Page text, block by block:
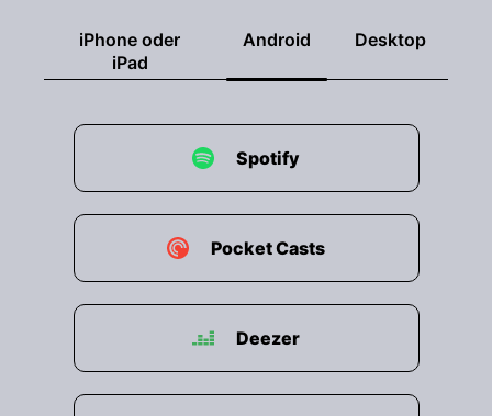
00:01:09: auf den Punkt, würde ich sagen.
00:01:13: Montag haben einfach einen
00:01:15: sind aber eigentlich superproduktive
Thema Versicherungen
00:01:19: zu einem spannenden Thema, dank der
Anexpertise.
iPhone oder
iPad
Android Desktop
Spotify
Pocket Casts
Deezer